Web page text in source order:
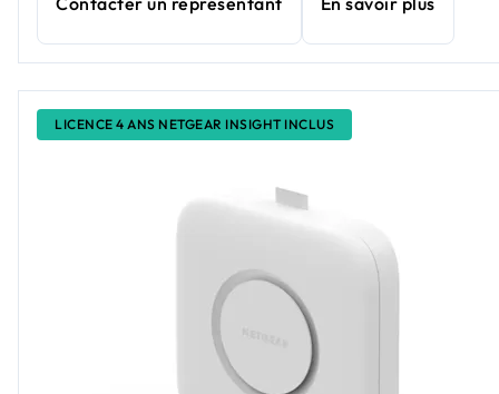
LICENCE 4 ANS NETGEAR INSIGHT INCLUS